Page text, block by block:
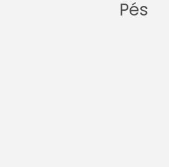
Pés